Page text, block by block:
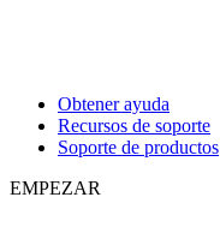
Obtener ayuda
Recursos de soporte
Soporte de productos
EMPEZAR